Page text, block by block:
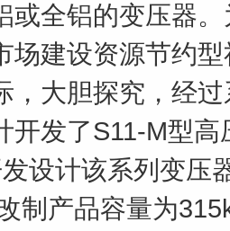
或全铝的变压器
场建设资源节约
，大胆探究，经
开发了S11-M型
设计该系列变压
制产品容量为